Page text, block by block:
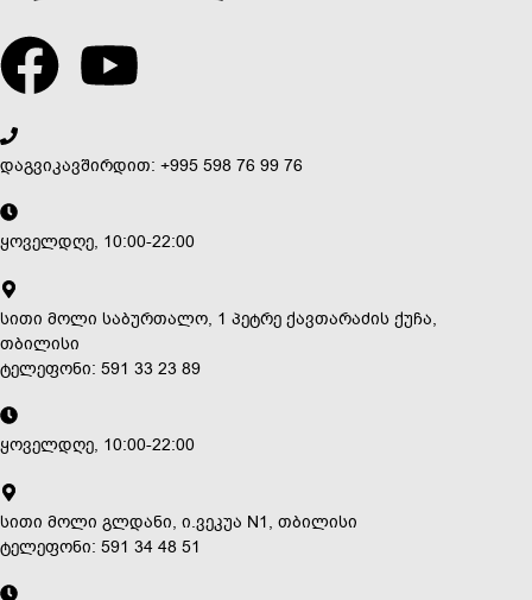
დაგვიკავშირდით: +995 598 76 99 76
ყოველდღე, 10:00-22:00
სითი მოლი საბურთალო, 1 პეტრე ქავთარაძის ქუჩა,
თბილისი
ტელეფონი: 591 33 23 89
ყოველდღე, 10:00-22:00
სითი მოლი გლდანი, ი.ვეკუა N1, თბილისი
ტელეფონი: 591 34 48 51